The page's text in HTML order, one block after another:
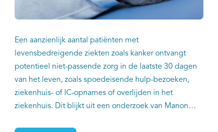
Een aanzienlijk aantal patiënten met
levensbedreigende ziekten zoals kanker ontvangt
potentieel niet-passende zorg in de laatste 30 dagen
van het leven, zoals spoedeisende hulp-bezoeken,
ziekenhuis- of IC-opnames of overlijden in het
ziekenhuis. Dit blijkt uit een onderzoek van Manon